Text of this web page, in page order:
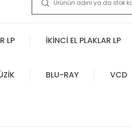
LP İKİNCİ EL PLAKLAR LP
BLU-RAY VCD